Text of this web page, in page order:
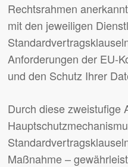
Rechtsrahmen
mit den jeweiligen
Anforderungen der EU-
und den Schutz Ihrer
Durch diese zweistufige
Maßnahme –